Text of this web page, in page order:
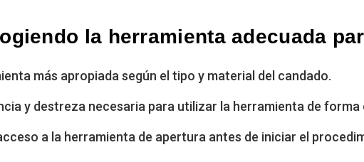
la herramienta adecuada
más apropiada según el tipo y material del candado.
y destreza necesaria para utilizar la herramienta de
a la herramienta de apertura antes de iniciar el